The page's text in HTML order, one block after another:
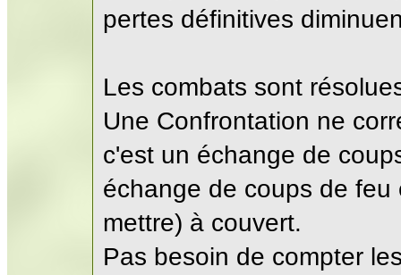
pertes définitives
Les combats sont
Une Confrontation ne
c'est un échange de
échange de coups de
mettre) à couvert.
Pas besoin de compter